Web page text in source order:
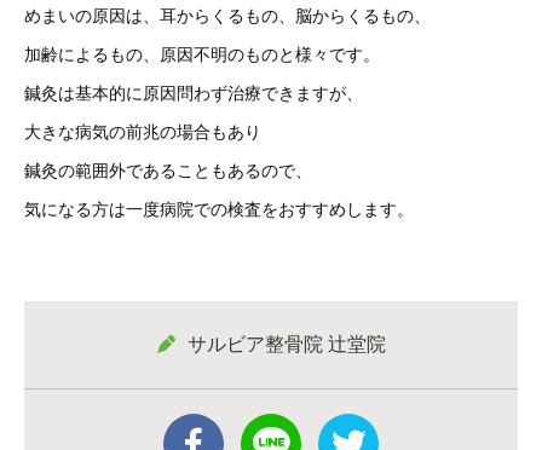
めまいの原因は、耳からくるもの、脳からくるもの、
加齢によるもの、原因不明のものと様々です。
鍼灸は基本的に原因問わず治療できますが、
大きな病気の前兆の場合もあり
鍼灸の範囲外であることもあるので、
気になる方は一度病院での検査をおすすめします。
サルビア整骨院 辻堂院